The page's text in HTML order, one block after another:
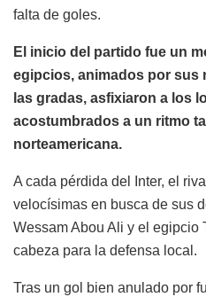
falta de goles.
El inicio del partido fue un
egipcios, animados por sus
las gradas, asfixiaron a los
acostumbrados a un ritmo
norteamericana.
A cada pérdida del Inter, el
velocísimas en busca de sus
Wessam Abou Ali y el egipcio
cabeza para la defensa local.
Tras un gol bien anulado por